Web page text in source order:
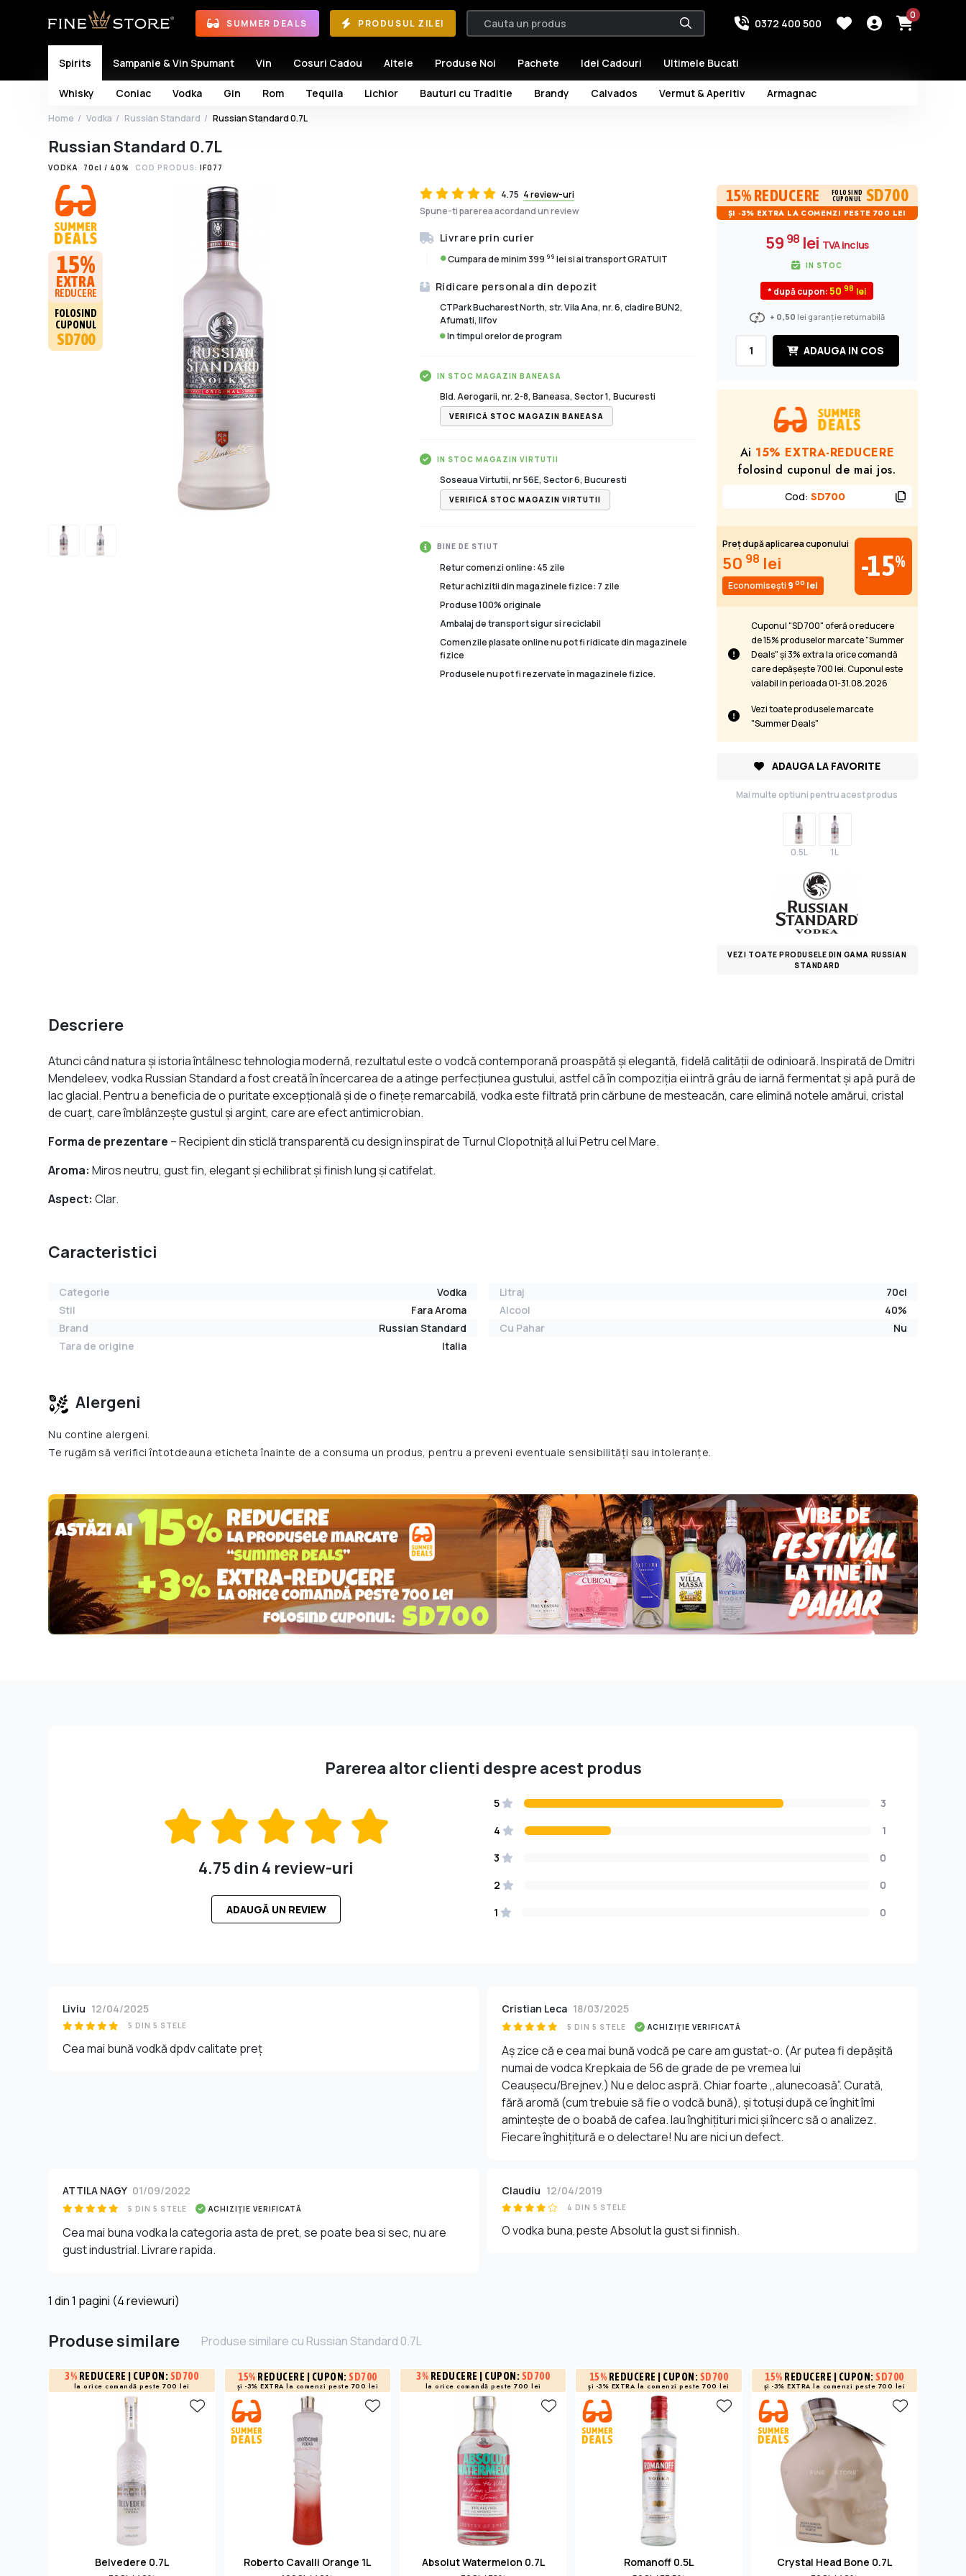
SUMMER DEALS PRODUSUL ZILEI 0372 400 500
0
Spirits
Whisky Coniac Vodka Gin Rom Tequila Lichior Bauturi cu Traditie Brandy Calvados Vermut & Aperitiv Armagnac
Sampanie & Vin Spumant Vin Cosuri Cadou Altele Produse Noi Pachete Idei Cadouri Ultimele Bucati
Home Vodka Russian Standard Russian Standard 0.7L
Russian Standard 0.7L
VODKA 70cl / 40% COD PRODUS: IF077
15%
EXTRA
REDUCERE
FOLOSIND
CUPONUL
SD700
4.75 4 review-uri
Spune-ti parerea acordand un review
Livrare prin curier
Cumpara de minim 399 99 lei si ai transport GRATUIT
Ridicare personala din depozit
CTPark Bucharest North, str. Vila Ana, nr. 6, cladire BUN2,
Afumati, Ilfov
In timpul orelor de program
IN STOC MAGAZIN BANEASA
Bld. Aerogarii, nr. 2-8, Baneasa, Sector 1, Bucuresti
VERIFICĂ STOC MAGAZIN BANEASA
IN STOC MAGAZIN VIRTUTII
Soseaua Virtutii, nr 56E, Sector 6, Bucuresti
VERIFICĂ STOC MAGAZIN VIRTUTII
BINE DE STIUT
Retur comenzi online: 45 zile
Retur achizitii din magazinele fizice: 7 zile
Produse 100% originale
Ambalaj de transport sigur si reciclabil
Comenzile plasate online nu pot fi ridicate din magazinele
fizice
Produsele nu pot fi rezervate în magazinele fizice.
15% REDUCERE
FOLOSIND
CUPONUL
SD700
ȘI -3% EXTRA LA COMENZI PESTE 700 LEI
59 98 lei TVA inclus
IN STOC
* după cupon:5098
+ 0,50 lei garanție returnabilă
ADAUGA IN COS
Ai 15% EXTRA-REDUCERE
folosind cuponul de mai jos.
Cod: SD700
Preț după aplicarea cuponului
50 98 lei
Economisești 9 00 lei
-15%
Cuponul "SD700" oferă o reducere
de 15% produselor marcate "Summer
Deals" și 3% extra la orice comandă
care depășește 700 lei. Cuponul este
valabil in perioada 01-31.08.2026
Vezi toate produsele marcate
"Summer Deals"
ADAUGA LA FAVORITE
Mai multe optiuni pentru acest produs
0.5L 1L
VEZI TOATE PRODUSELE DIN GAMA RUSSIAN
STANDARD
Descriere
Atunci când natura și istoria întâlnesc tehnologia modernă, rezultatul este o vodcă contemporană proaspătă şi elegantă, fidelă calităţii de odinioară. Inspirată de Dmitri
Mendeleev, vodka Russian Standard a fost creată în încercarea de a atinge perfecţiunea gustului, astfel că în compoziția ei intră grâu de iarnă fermentat şi apă pură de
lac glacial. Pentru a beneficia de o puritate excepţională şi de o fineţe remarcabilă, vodka este filtrată prin cărbune de mesteacăn, care elimină notele amărui, cristal
de cuarţ, care îmblânzeşte gustul şi argint, care are efect antimicrobian.
Forma de prezentare – Recipient din sticlă transparentă cu design inspirat de Turnul Clopotniţă al lui Petru cel Mare.
Aroma: Miros neutru, gust fin, elegant şi echilibrat şi finish lung şi catifelat.
Aspect: Clar.
Caracteristici
Categorie
Vodka
Stil
Fara Aroma
Brand
Russian Standard
Tara de origine
Italia
Litraj
70cl
Alcool
40%
Cu Pahar
Nu
Alergeni
Nu contine alergeni.
Te rugăm să verifici întotdeauna eticheta înainte de a consuma un produs, pentru a preveni eventuale sensibilități sau intoleranțe.
Parerea altor clienti despre acest produs
4.75 din 4 review-uri
ADAUGĂ UN REVIEW
5
3
4
1
3
0
2
0
1
0
Liviu 12/04/2025
5 DIN 5 STELE
Cea mai bună vodkă dpdv calitate preț
Cristian Leca 18/03/2025
5 DIN 5 STELE ACHIZIȚIE VERIFICATĂ
Aș zice că e cea mai bună vodcă pe care am gustat-o. (Ar putea fi depășită
numai de vodca Krepkaia de 56 de grade de pe vremea lui
Ceaușecu/Brejnev.) Nu e deloc aspră. Chiar foarte ,,alunecoasă”. Curată,
fără aromă (cum trebuie să fie o vodcă bună), și totuși după ce înghit îmi
amintește de o boabă de cafea. Iau înghițituri mici și încerc să o analizez.
Fiecare înghițitură e o delectare! Nu are nici un defect.
ATTILA NAGY 01/09/2022
5 DIN 5 STELE ACHIZIȚIE VERIFICATĂ
Cea mai buna vodka la categoria asta de pret, se poate bea si sec, nu are
gust industrial. Livrare rapida.
Claudiu 12/04/2019
4 DIN 5 STELE
O vodka buna,peste Absolut la gust si finnish.
1 din1 pagini (4 reviewuri)
Produse similare Produse similare cu Russian Standard 0.7L
3% REDUCERE | CUPON: SD700
la orice comandă peste 700 lei
Belvedere 0.7L
15% REDUCERE | CUPON:SD700
și -3% EXTRA la comenzi peste 700 lei
Roberto Cavalli Orange 1L
3% REDUCERE | CUPON: SD700
la orice comandă peste 700 lei
Absolut Watermelon 0.7L
15% REDUCERE | CUPON: SD700
și -3% EXTRA la comenzi peste 700 lei
Romanoff 0.5L
15% REDUCERE | CUPON:SD700
și -3% EXTRA la comenzi peste 700 lei
Crystal Head Bone 0.7L